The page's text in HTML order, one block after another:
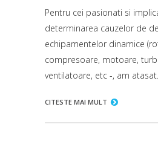
Pentru cei pasionati si
determinarea cauzelor de
echipamentelor dinamice
compresoare, motoare,
ventilatoare, etc -, am atasat…
CITESTE MAI MULT